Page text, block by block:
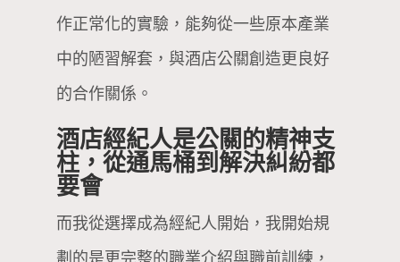
作正常化的實驗，能夠從一些原本產業
中的陋習解套，與酒店公關創造更良好
的合作關係。
酒店經紀人是公關的精神支
柱，從通馬桶到解決糾紛都
要會
而我從選擇成為經紀人開始，我開始規